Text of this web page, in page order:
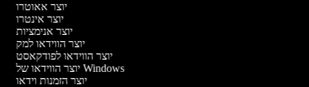
יוצר אאוטרו
יוצר אינטרו
יוצר אנימציות
יוצר הווידאו למק
יוצר הווידאו לפודקאסט
יוצר הווידאו של Windows
יוצר הזמנות וידאו